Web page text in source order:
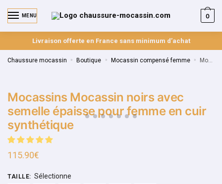
MENU 0
Livraison offerte en France sans minimum d’achat
Chaussure mocassin » Boutique » Mocassin compensé femme » Mocassins Mocassin noirs avec semelle épaisse pour femme en cuir synthétique
Mocassins Mocassin noirs avec
semelle épaisse pour femme en cuir
synthétique
115.90€
TAILLE: Sélectionne